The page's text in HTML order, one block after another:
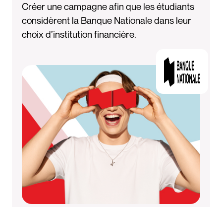
Créer une campagne afin que les étudiants
considèrent la Banque Nationale dans leur
choix d’institution financière.